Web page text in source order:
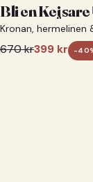
Bli en Kejsare
Kronan, hermelinen
670kr399 kr -40